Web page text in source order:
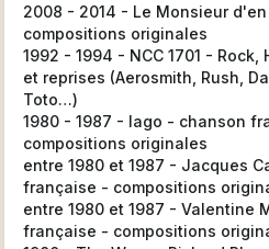
2008 - 2014 - Le Monsieur
compositions originales
1992 - 1994 - NCC 1701 -
et reprises (Aerosmith, Rush,
Toto…)
1980 - 1987 - Iago - chanson
compositions originales
entre 1980 et 1987 - Jacques
française - compositions
entre 1980 et 1987 - Valentine
française - compositions